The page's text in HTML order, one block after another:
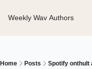
Weekly Wav Authors
Home Posts Spotify onthult